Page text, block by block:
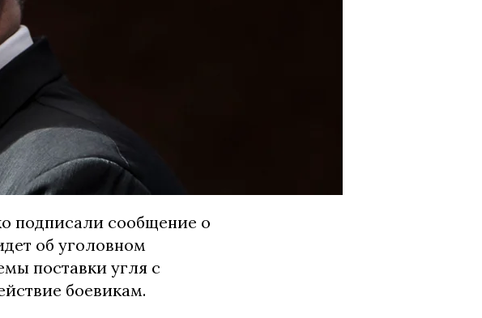
подписали сообщение о
об уголовном
поставки угля с
боевикам.